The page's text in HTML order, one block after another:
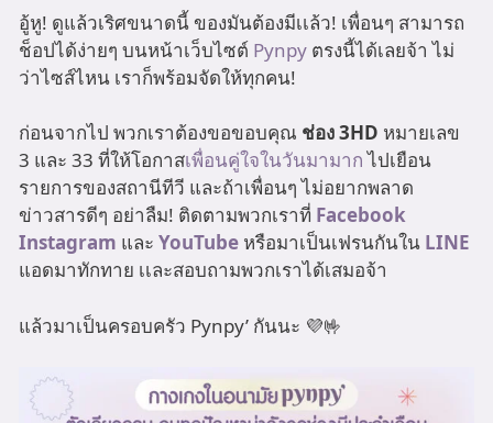
อู้หู! ดูแล้วเริศขนาดนี้ ของมันต้องมีเเล้ว! เพื่อนๆ สามารถ
ช็อปได้ง่ายๆ บนหน้าเว็บไซต์ Pynpy ตรงนี้ได้เลยจ้า ไม่
ว่าไซส์ไหน เราก็พร้อมจัดให้ทุกคน!
ก่อนจากไป พวกเราต้องขอขอบคุณ ช่อง 3HD หมายเลข
3 และ 33 ที่ให้โอกาสเพื่อนคู่ใจในวันมามากไปเยือน
รายการของสถานีทีวี และถ้าเพื่อนๆ ไม่อยากพลาด
ข่าวสารดีๆ อย่าลืม! ติดตามพวกเราที่ Facebook
Instagram และ YouTube หรือมาเป็นเฟรนกันใน LINE
แอดมาทักทาย เเละสอบถามพวกเราได้เสมอจ้า
แล้วมาเป็นครอบครัว Pynpy’ กันนะ 💜🤟